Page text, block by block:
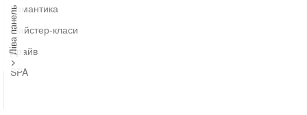
Романтика
Майстер-класи
Драйв
SPA
Ліва панель